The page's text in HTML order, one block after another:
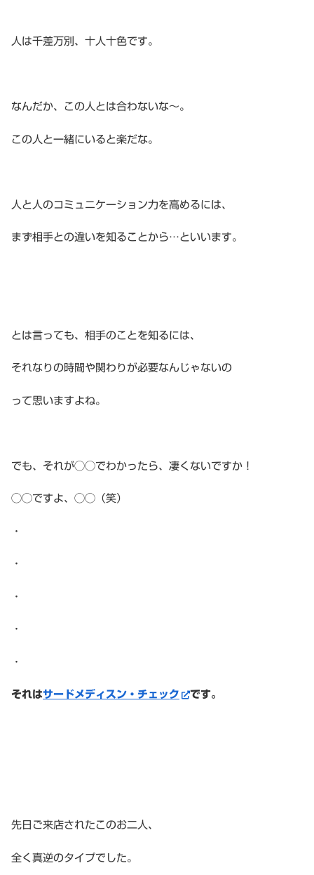
人は千差万別、十人十色です。
なんだか、この人とは合わないな〜。
この人と一緒にいると楽だな。
人と人のコミュニケーション力を高めるには、
まず相手との違いを知ることから…といいます。
とは言っても、相手のことを知るには、
それなりの時間や関わりが必要なんじゃないの
って思いますよね。
でも、それが◯◯でわかったら、凄くないですか！
◯◯ですよ、◯◯（笑）
・
・
・
・
・
それはサードメディスン・チェック です。
先日ご来店されたこのお二人、
全く真逆のタイプでした。